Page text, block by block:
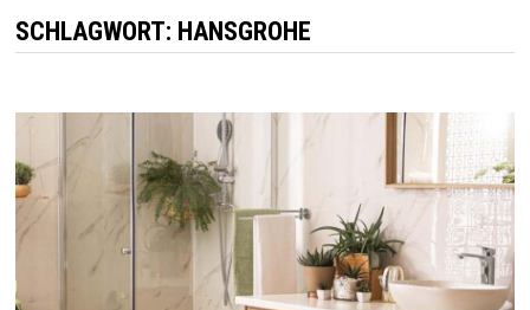
SCHLAGWORT: HANSGROHE